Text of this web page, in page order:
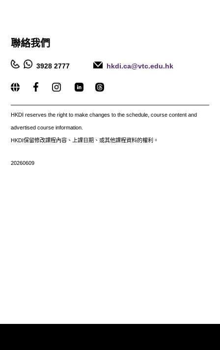
聯絡我們
3928 2777 hkdi.ca@vtc.edu.hk
HKDI reserves the right to make changes to the schedule, course content and
advertised course information.
HKDI保留修改課程內容、上課日期、或其他課程資料的權利。
20260609